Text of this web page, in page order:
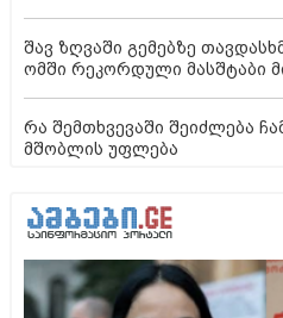
შავ ზღვაში გემებზე
ომში რეკორდული მასშტაბი
რა შემთხვევაში შეიძლება
მშობლის უფლება